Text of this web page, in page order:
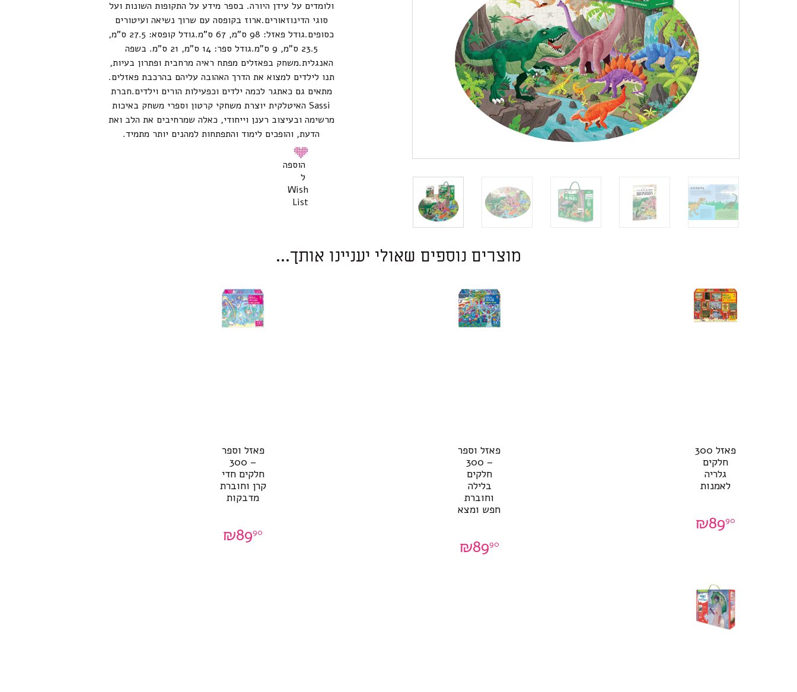
ולומדים על עידן היורה. בספר מידע על התקופות השונות ועל
סוגי הדינוזאורים.ארוז בקופסה עם שרוך נשיאה ועיטורים
כסופים.גודל פאזל: 98 ס”מ, 67 ס”מ.גודל קופסא: 27.5 ס”מ,
23.5 ס”מ, 9 ס”מ.גודל ספר: 14 ס”מ, 21 ס”מ. בשפה
האנגלית.משחק בפאזלים מפתח ראיה מרחבית ופתרון בעיות,
תנו לילדים למצוא את הדרך האהובה עליהם בהרכבת פאזלים.
מתאים גם כאתגר לכמה ילדים וכפעילות הורים וילדים.חברת
Sassi האיטלקית יוצרת משחקי קרטון וספרי משחק באיכות
מרשימה ובעיצוב רענן וייחודי, כאלה שמרחיבים את הלב ואת
הדעת, והופכים לימוד והתפתחות למהנים יותר מתמיד.
הוספה
ל
Wish
List
מוצרים נוספים שאולי יעניינו אותך...
פאזל 300
חלקים
גלריה
לאמנות
₪8990
פאזל וספר
– 300
חלקים
בלילה
וחוברת
חפש ומצא
₪8990
פאזל וספר
– 300
חלקים חדי
קרן וחוברת
מדבקות
₪8990